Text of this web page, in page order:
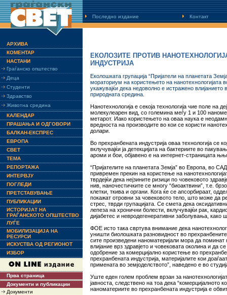
Последно издание Контакт
АРХИВА
КОМЕНТАР
НАСТАНИ
Граѓанско општество
Деца
Студенти
Здравство
Животна средина
КАЛЕНДАР
ПРАШАЊА И ОДГОВОРИ
БАЛКАН-ЕКСПРЕС
ЕВРОПА
СВЕТ
ТЕМА
РЕПОРТАЖА
ИНТЕРВЈУ
ПОГЛЕДИ
ПРЕТСТАВУВАЊЕ
ПУБЛИКАЦИИ
ИСТОРИЈАТ НА
ГРАЃАНСКОТО ОПШТЕСТВО
ЛУЃЕ
МОБИЛИЗАЦИЈА НА
РЕСУРСИ
ИСКУСТВА ОД РЕГИОНОТ
ИЗБОР
Прва страница
Документи и публикации
Документи
ЕКОЛОЗИТЕ ПРОТИВ
ИНДУСТРИЈА
Еколошката групација “Пријатели на планетата
мораториум на користењето на нанотехнологијата
укажувајќи дека недоволно е истражено влијанието
природната средина
Нанотехнологија е секоја технологија чие поле на
молекулеарен вид, со големина меѓу 1 и 100
метарот. Иако користењето на оваа наука е
вредноста на производите во кои се користи
долари.
Во прехранбената индустрија оваа технологија се
вклучувајќи ја детекцијата на бактериите во
ароми и бои, објавено е на интернет-страницата
“Пријателите на планетата Земја” во Европа, во
привремен прекин на користење на
тврдејќи дека нејзините ризици по човековото
нив, наночестичките се многу “биоактвини”, т.е.
клетки, ткива и органи. Кога ќе се апсорбираат,
покажат отровни за човековото тело, што може да
стрес, тврди групацијата. Се смета дека
лепеза на хронични болести, вклучувајќи рак,
дијабетес и невродегенеративни заболувања, како
ФОЕ исто така свртува внимание дека
уништи биолошката разновидност во
сите произведени наноматеријали мора да поминат
влијание врз здравјето и човековата околина и да
одобрение за комерцијално користење во
прехранбената индустрија, материјалите кои
примената во земјоделството”, наведено е во
Уште еден голем проблем врзан за
јавноста, следствено на тоа дека “комерцијалното
наноматериите во прехранбената индустрија е